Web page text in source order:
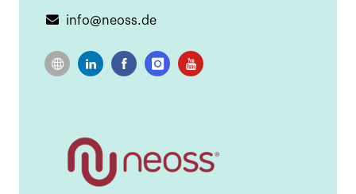
info@neoss.de